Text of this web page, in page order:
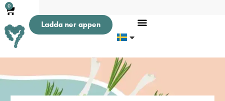
0
Ladda ner appen